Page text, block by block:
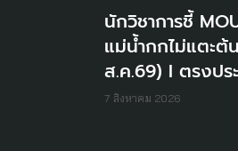
นักวิชาการชี้
แม่น้ำกกไม่แตะ
ส.ค.69) I ตรงปร
7 สิงหาคม 2026